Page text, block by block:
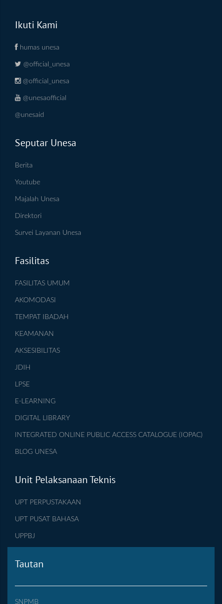
Ikuti Kami
humas unesa
@official_unesa
@official_unesa
@unesaofficial
@unesaid
Seputar Unesa
Berita
Youtube
Majalah Unesa
Direktori
Survei Layanan Unesa
Fasilitas
FASILITAS UMUM
AKOMODASI
TEMPAT IBADAH
KEAMANAN
AKSESIBILITAS
JDIH
LPSE
E-LEARNING
DIGITAL LIBRARY
INTEGRATED ONLINE PUBLIC ACCESS CATALOGUE (IOPAC)
BLOG UNESA
Unit Pelaksanaan Teknis
UPT PERPUSTAKAAN
UPT PUSAT BAHASA
UPPBJ
Tautan
SNPMB